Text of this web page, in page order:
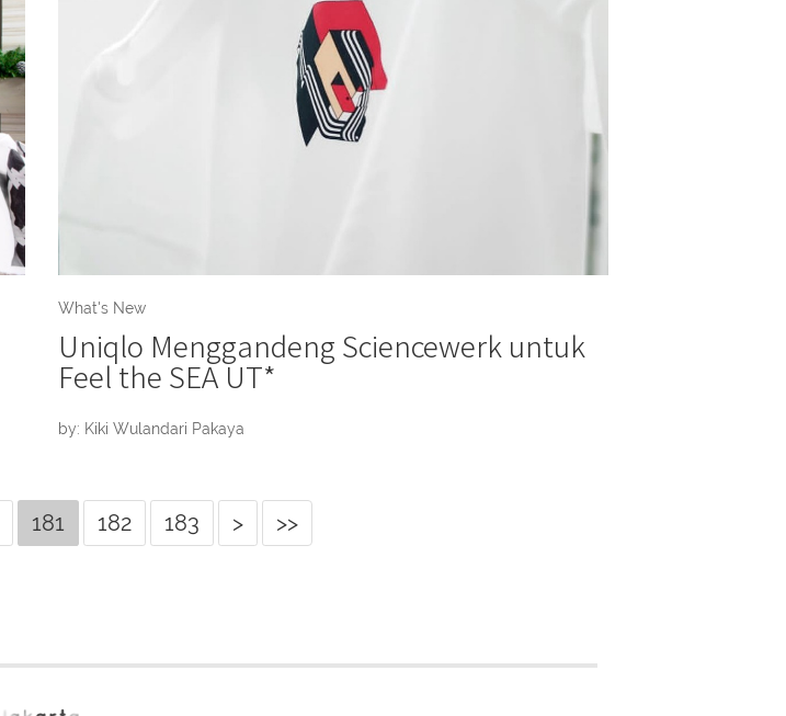
What's New
Uniqlo Menggandeng Sciencewerk untuk
Feel the SEA UT*
by: Kiki Wulandari Pakaya
181 182 183 > >>